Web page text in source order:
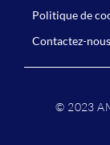
Politique de
Contactez-nous
© 2023